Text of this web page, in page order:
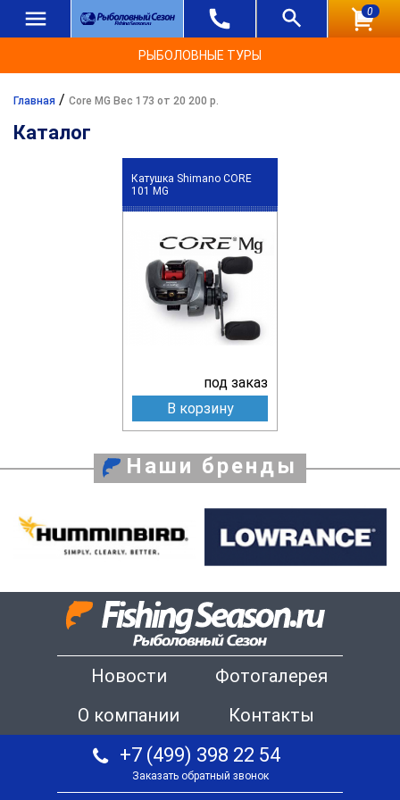
0
РЫБОЛОВНЫЕ ТУРЫ
Главная / Core MG Вес 173 от 20 200 р.
Каталог
Катушка Shimano CORE
101 MG
под заказ
В корзину
Наши бренды
Новости
Фотогалерея
О компании
Контакты
+7 (499) 398 22 54
Заказать обратный звонок